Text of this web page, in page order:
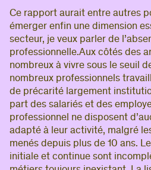
Ce rapport aurait entre autres
émerger enfin une dimension
secteur, je veux parler de
professionnelle.Aux côtés des
nombreux à vivre sous le seuil
nombreux professionnels
de précarité largement
part des salariés et des
professionnel ne disposent
adapté à leur activité, malgré
menés depuis plus de 10 ans.
initiale et continue sont